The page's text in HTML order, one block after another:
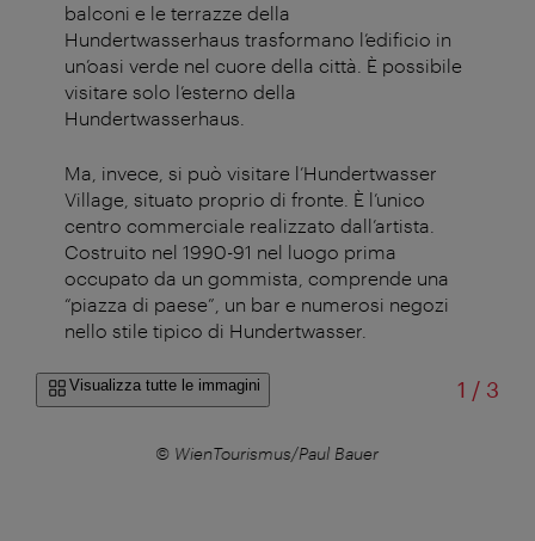
balconi e le terrazze della
Hundertwasserhaus trasformano l’edificio in
un’oasi verde nel cuore della città. È possibile
visitare solo l’esterno della
Hundertwasserhaus.
Ma, invece, si può visitare l’Hundertwasser
Village, situato proprio di fronte. È l’unico
centro commerciale realizzato dall’artista.
Costruito nel 1990-91 nel luogo prima
occupato da un gommista, comprende una
“piazza di paese”, un bar e numerosi negozi
nello stile tipico di Hundertwasser.
Visualizza tutte le immagini 1 /di
3
© WienTourismus/Paul Bauer